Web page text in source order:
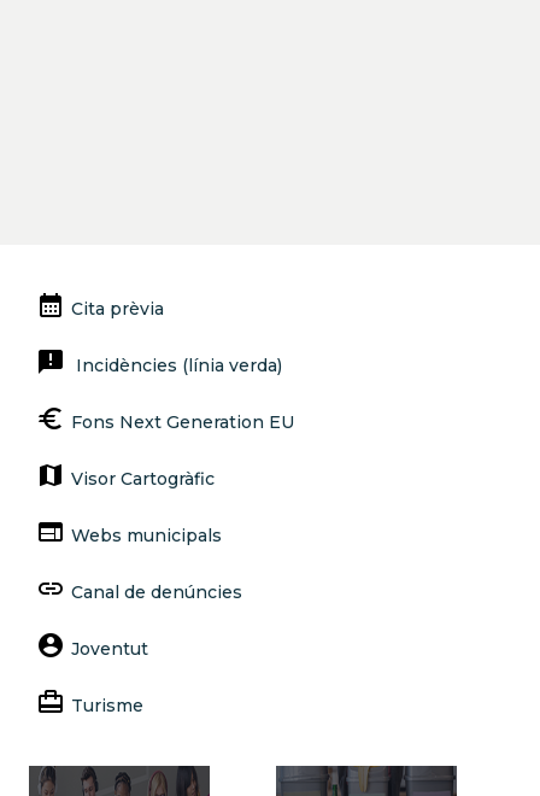
calendar_month Cita prèvia
announcement Incidències (línia verda)
euro Fons Next Generation EU
map Visor Cartogràfic
web Webs municipals
link Canal de denúncies
account_circle Joventut
card_travel Turisme